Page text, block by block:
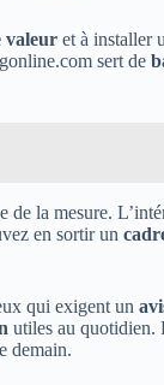
valeur et à installer
sert de
la mesure.
en sortir un
qui exigent un
utiles au quotidien.
demain.